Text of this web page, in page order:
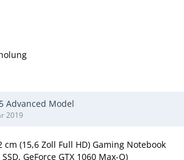
Advanced Model
2019
cm (15,6 Zoll Full HD) Gaming Notebook
GeForce GTX 1060 Max-Q)